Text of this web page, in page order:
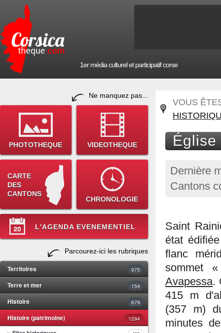
1er média culturel et participatif corse
Ne manquez pas...
PHOTOTHEQUE VIDEOTHEQUE
CARTE
DES
CANTONS
CHRONOLOGIE
L'AGENDA EVENEMENTIEL
Parcourez-ici les rubriques
Territoires 975
Terre et mer 154
Histoire 679
Histoire (patrimoine)
1294
VOUS
Église
Dernière
Cantons
Saint
état
flanc
sommet
Avapessa.
415 m
(357 m)
minutes